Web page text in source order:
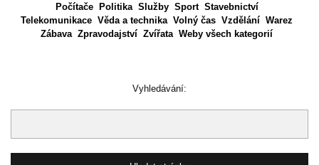
Počítače
Politika Služby Sport Stavebnictví
Telekomunikace Věda a technika Volný čas Vzdělání Warez
Zábava Zpravodajství Zvířata Weby všech kategorií
Vyhledávání: